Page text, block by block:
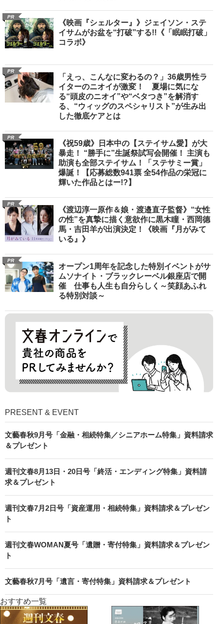
PR
《映画『シェルター』》ジェイソン・ステ
イサムがお盆を“打破”する!!《「眠眠打破」
コラボ》
PR
「えっ、こんなに変わるの？」36歳男性ラ
イターのニオイが激変！ 夏場に気にな
る“頭皮のニオイ”や“ベタつき”を解消す
る、“ウィッグのスペシャリスト”が生み出
した徹底ケアとは
PR
《祝59歳》日本中の【ステイサム愛】が大
暴走！ “勝手に”生誕祭試写会開催！ 主演も
助演も全部ステイサム！「ステサミー賞」
爆誕！【応募総数941票 全54作品の栄冠に
輝いた作品とはー!?】
PR
《渡辺淳一原作＆娘・渡邉直子監督》“女性
の性”を真摯に描く意欲作に黒木瞳・西岡德
馬・吉田羊が出演決定！《映画『月がみて
いる』》
PR
オープン1周年を記念した特別イベントがサ
ムソナイト・ブラックレーベル銀座店で開
催 仕事も人生も自分らしく～笑顔あふれ
る特別対談～
PRESENT & EVENT
文藝春秋9月号「金融・相続特集／シニアホーム特集」資料請求
＆プレゼント
週刊文春8月13日・20日号「終活・エンディング特集」資料請
求＆プレゼント
週刊文春7月2日号「資産運用・相続特集」資料請求＆プレゼン
ト
週刊文春WOMAN夏号「遺贈・寄付特集」資料請求＆プレゼン
ト
文藝春秋7月号「遺言・寄付特集」資料請求＆プレゼント
おすすめ一覧